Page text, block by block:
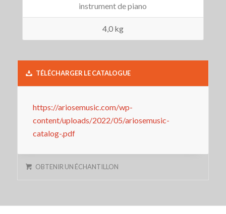
instrument de piano
4,0 kg
TÉLÉCHARGER LE CATALOGUE
https://ariosemusic.com/wp-
content/uploads/2022/05/ariosemusic-
catalog-.pdf
OBTENIR UN ÉCHANTILLON